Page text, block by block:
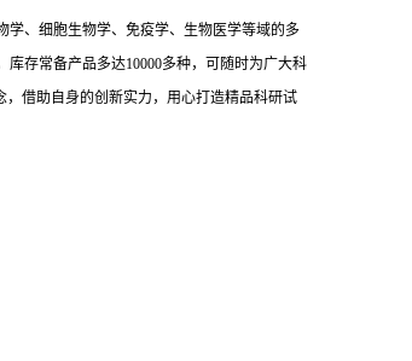
学、细胞生物学、免疫学、生物医学等域的多
存常备产品多达10000多种，可随时为广大科
借助自身的创新实力，用心打造精品科研试